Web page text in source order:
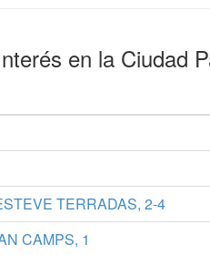
en la Ciudad
TERRADAS, 2-4
CAMPS, 1